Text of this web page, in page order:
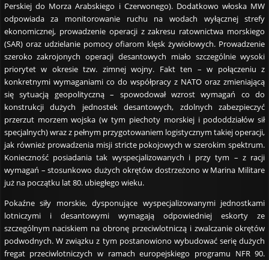
Perskiej do Morza Arabskiego i Czerwonego). Dodatkowo włoska MW
odpowiada za monitorowanie ruchu na wodach wyłącznej strefy
ekonomicznej, prowadzenie operacji z zakresu ratownictwa morskiego
(SAR) oraz udzielanie pomocy ofiarom klęsk żywiołowych. Prowadzenie
szeroko zakrojonych operacji desantowych miało szczególnie wysoki
priorytet w okresie tzw. zimnej wojny. Fakt ten – w połączeniu z
konkretnymi wymaganiami co do współpracy z NATO oraz zmieniającą
się sytuacją geopolityczną – spowodował wzrost wymagań co do
konstrukcji dużych jednostek desantowych, zdolnych zabezpieczyć
przerzut morzem wojska (w tym piechoty morskiej i pododdziałów sił
specjalnych) wraz z pełnym przygotowaniem logistycznym takiej operacji,
jak również prowadzenia misji stricte pokojowych w szerokim spektrum.
Konieczność posiadania tak wyspecjalizowanych i przy tym – z racji
wymagań – stosunkowo dużych okrętów dostrzeżono w Marina Militare
już na początku lat 80. ubiegłego wieku.
Pokaźne siły morskie, dysponujące wyspecjalizowanymi jednostkami
lotniczymi i desantowymi wymagają odpowiedniej eskorty ze
szczególnym naciskiem na obronę przeciwlotniczą i zwalczanie okrętów
podwodnych. W związku z tym postanowiono wybudować serię dużych
fregat przeciwlotniczych w ramach europejskiego programu NFR 90.